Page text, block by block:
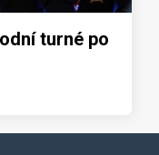
turné po